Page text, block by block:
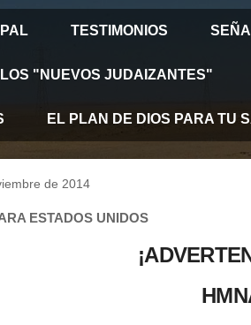
TESTIMONIOS
"NUEVOS JUDAIZANTES"
EL PLAN DE DIOS PARA TU
de 2014
ESTADOS UNIDOS